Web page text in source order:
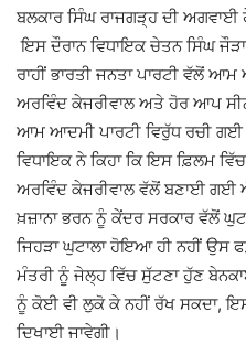
ਬਲਕਾਰ ਸਿੰਘ ਰਾਜਗੜ੍ਹ ਦੀ ਅਗਵਾਈ
ਇਸ ਦੌਰਾਨ ਵਿਧਾਇਕ ਚੇਤਨ ਸਿੰਘ
ਰਾਹੀਂ ਭਾਰਤੀ ਜਨਤਾ ਪਾਰਟੀ ਵੱਲੋਂ
ਅਰਵਿੰਦ ਕੇਜਰੀਵਾਲ ਅਤੇ ਹੋਰ ਆਪ
ਆਮ ਆਦਮੀ ਪਾਰਟੀ ਵਿਰੁੱਧ ਰਚੀ ਗਈ
ਵਿਧਾਇਕ ਨੇ ਕਿਹਾ ਕਿ ਇਸ ਫ਼ਿਲਮ
ਅਰਵਿੰਦ ਕੇਜਰੀਵਾਲ ਵੱਲੋਂ ਬਣਾਈ ਗਈ
ਖ਼ਜ਼ਾਨਾ ਭਰਨ ਨੂੰ ਕੇਂਦਰ ਸਰਕਾਰ ਵੱਲੋਂ
ਜਿਹੜਾ ਘੁਟਾਲਾ ਹੋ‌ਇਆ ਹੀ ਨਹੀਂ ਉਸ
ਮੰਤਰੀ ਨੂੰ ਜੇਲ੍ਹ ਵਿੱਚ ਸੁੱਟਣਾ ਹੁੱਣ
ਨੂੰ ਕੋਈ ਵੀ ਲੁਕੋ ਕੇ ਨਹੀਂ ਰੱਖ ਸਕਦਾ,
ਦਿਖਾਈ ਜਾਵੇਗੀ।